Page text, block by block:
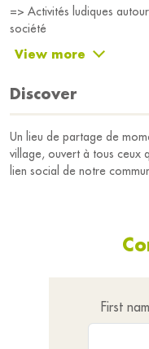
=> Activités ludiques
société
=> Pratiques douces de
=> Aides et conseils en
votre ordinateur ou ceux
=> Moments conviviaux
société
=> Activités avec le CIAS
Lundi 14h30 à 17h :
Jeudi 14h30 à 17h :
View more
Discover
Un lieu de partage de
village, ouvert à tous ceux
lien social de notre
First